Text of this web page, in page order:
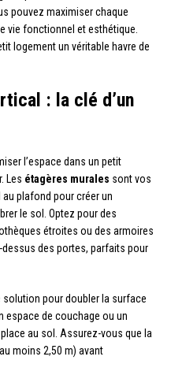
pouvez maximiser chaque
vie fonctionnel et esthétique.
logement un véritable havre de
: la clé d’un
l’espace dans un petit
Les étagères murales sont vos
plafond pour créer un
le sol. Optez pour des
étroites ou des armoires
dessus des portes, parfaits pour
solution pour doubler la surface
espace de couchage ou un
au sol. Assurez-vous que la
moins 2,50 m) avant